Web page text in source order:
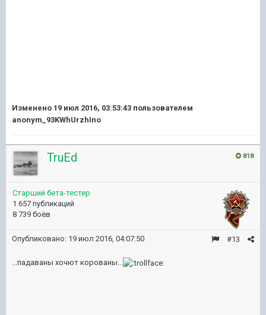
Изменено 19 июл 2016, 03:53:43 пользователем
anonym_93KWhUrzhIno
818
TruEd
Старший бета-тестер
1 657 публикаций
8 739 боёв
#13
Опубликовано: 19 июл 2016, 04:07:50
...падаваны хочют корованы...